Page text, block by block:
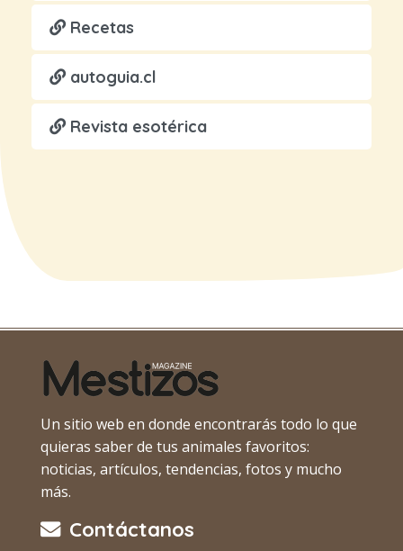
Recetas
autoguia.cl
Revista esotérica
Un sitio web en donde encontrarás todo lo que
quieras saber de tus animales favoritos:
noticias, artículos, tendencias, fotos y mucho
más.
Contáctanos